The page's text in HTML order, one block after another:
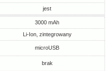
jest
3000 mAh
Li-Ion, zintegrowany
microUSB
brak